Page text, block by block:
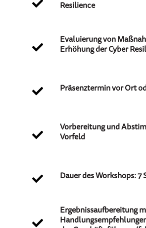
Resilience
Evaluierung von
Erhöhung der Cyber
Präsenztermin vor Ort
Vorbereitung und
Vorfeld
Dauer des Workshops: 7
Ergebnissaufbereitung